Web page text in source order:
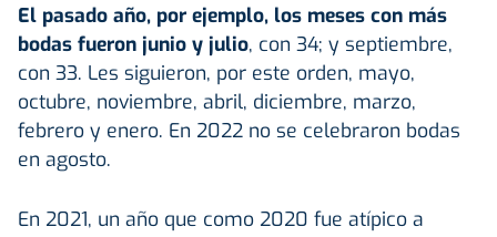
El pasado año, por ejemplo, los meses con más
bodas fueron junio y julio, con 34; y septiembre,
con 33. Les siguieron, por este orden, mayo,
octubre, noviembre, abril, diciembre, marzo,
febrero y enero. En 2022 no se celebraron bodas
en agosto.
En 2021, un año que como 2020 fue atípico a